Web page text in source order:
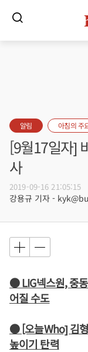
알림 아침의 주
[9월17일자]
사
2019-09-16 21:05:15
강용규 기자 -
● LIG넥스원, 중
어질 수도
● [오늘Who] 김
높이기 탄력